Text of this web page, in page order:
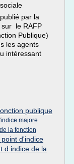
par la
sur le RAFP
Publique)
les agents
intéressant
publique
majore
la fonction
d'indice
d indice de la